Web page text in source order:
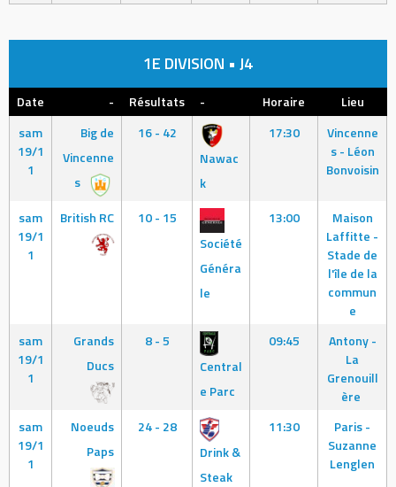
1E DIVISION • J4
Date - Résultats - Horaire
Lieu
sam
19/1
1
Big de
Vincenne
s
16 - 42
Nawac
k
17:30
Vincenne
s - Léon
Bonvoisin
sam
19/1
1
British RC
10 - 15
Société
Généra
le
13:00
Maison
Laffitte -
Stade de
l'île de la
commun
e
sam
19/1
1
Grands
Ducs
8 - 5
Central
e Parc
09:45
Antony -
La
Grenouill
ère
sam
19/1
1
Noeuds
Paps
24 - 28
Drink &
Steak
11:30
Paris -
Suzanne
Lenglen